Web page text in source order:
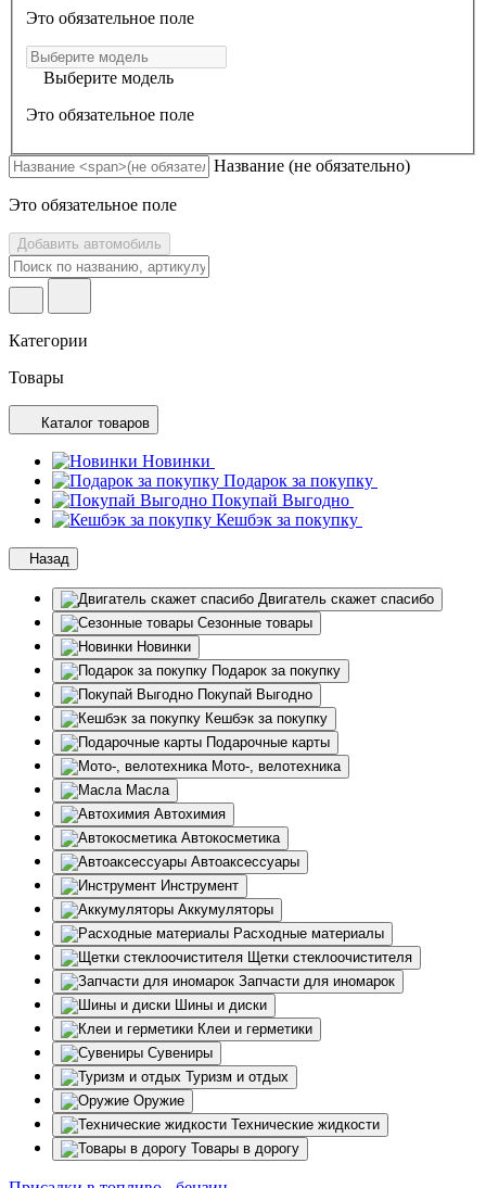
Это обязательное поле
Выберите модель
Это обязательное поле
Название (не обязательно)
Это обязательное поле
Добавить автомобиль
Категории
Товары
Каталог товаров
Новинки
Подарок за покупку
Покупай Выгодно
Кешбэк за покупку
Назад
Двигатель скажет спасибо
Сезонные товары
Новинки
Подарок за покупку
Покупай Выгодно
Кешбэк за покупку
Подарочные карты
Мото-, велотехника
Масла
Автохимия
Автокосметика
Автоаксессуары
Инструмент
Аккумуляторы
Расходные материалы
Щетки стеклоочистителя
Запчасти для иномарок
Шины и диски
Клеи и герметики
Сувениры
Туризм и отдых
Оружие
Технические жидкости
Товары в дорогу